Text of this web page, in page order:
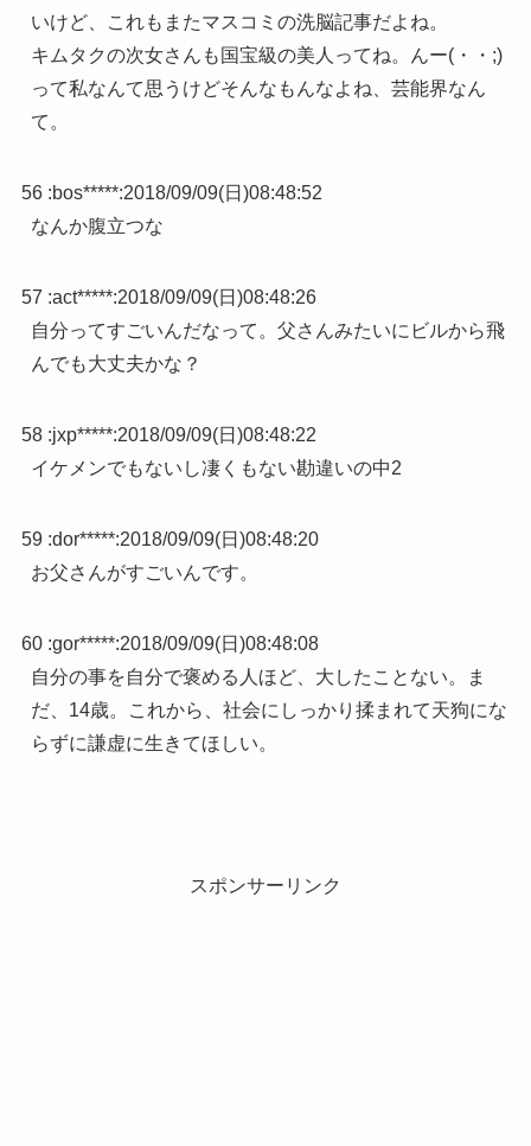
いけど、これもまたマスコミの洗脳記事だよね。
キムタクの次女さんも国宝級の美人ってね。んー(・・;)
って私なんて思うけどそんなもんなよね、芸能界なん
て。
56 :bos*****:2018/09/09(日)08:48:52
なんか腹立つな
57 :act*****:2018/09/09(日)08:48:26
自分ってすごいんだなって。父さんみたいにビルから飛
んでも大丈夫かな？
58 :jxp*****:2018/09/09(日)08:48:22
イケメンでもないし凄くもない勘違いの中2
59 :dor*****:2018/09/09(日)08:48:20
お父さんがすごいんです。
60 :gor*****:2018/09/09(日)08:48:08
自分の事を自分で褒める人ほど、大したことない。ま
だ、14歳。これから、社会にしっかり揉まれて天狗にな
らずに謙虚に生きてほしい。
スポンサーリンク